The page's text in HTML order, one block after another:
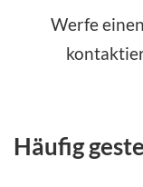
Werfe
Häufig